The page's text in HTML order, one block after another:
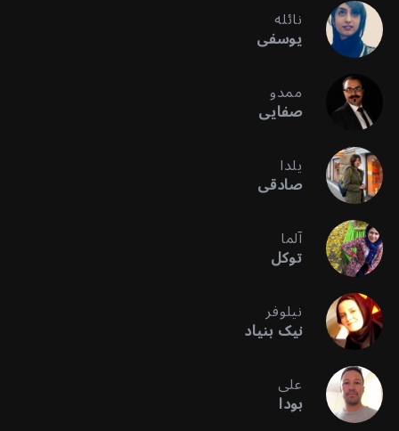
نائله
یوسفی
ممدو
صفایی
یلدا
صادقی
آلما
توکل
نیلوفر
نیک بنیاد
علی
بودا